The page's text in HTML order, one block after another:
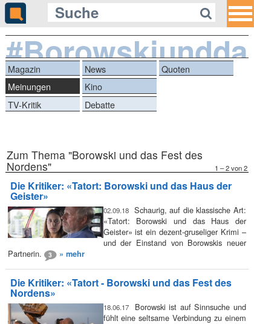
Magazin News
Quoten
Meinungen
Kino
TV-Kritik
Debatte
Zum Thema "Borowski und das Fest des
Nordens" 1 – 2 von 2
Die Kritiker: «Tatort: Borowski und das Haus der
Geister»
02.09.18 Schaurig, auf die klassische Art:
«Tatort: Borowski und das Haus der
Geister» ist ein dezent-gruseliger Krimi –
und der Einstand von Borowskis neuer
Partnerin. 3 » mehr
Die Kritiker: «Tatort - Borowski und das Fest des
Nordens»
18.06.17
Borowski ist auf Sinnsuche und
fühlt eine seltsame Verbindung zu einem